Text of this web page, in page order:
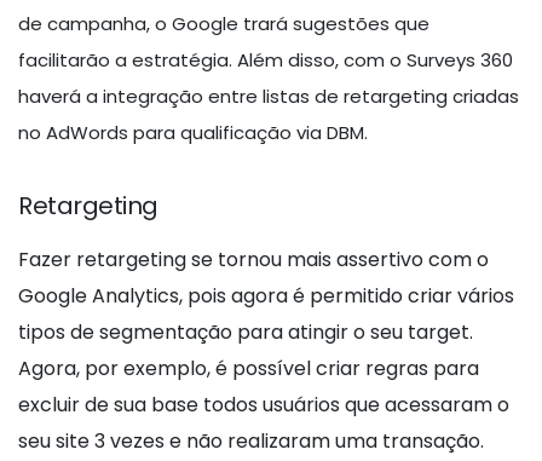
de campanha, o Google trará sugestões que
facilitarão a estratégia. Além disso, com o Surveys 360
haverá a integração entre listas de retargeting criadas
no AdWords para qualificação via DBM.
Retargeting
Fazer retargeting se tornou mais assertivo com o
Google Analytics, pois agora é permitido criar vários
tipos de segmentação para atingir o seu target.
Agora, por exemplo, é possível criar regras para
excluir de sua base todos usuários que acessaram o
seu site 3 vezes e não realizaram uma transação.